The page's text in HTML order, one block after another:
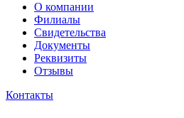
О компании
Филиалы
Свидетельства
Документы
Реквизиты
Отзывы
Контакты